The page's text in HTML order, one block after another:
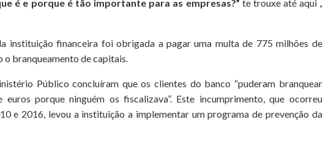
é e porque é tão importante para as empresas?” te trouxe até aqui
instituição financeira foi obrigada a pagar uma multa de 775 milhões de
branqueamento de capitais.
Público concluíram que os clientes do banco “puderam branquear
euros porque ninguém os fiscalizava”. Este incumprimento, que ocorreu
e 2016, levou a instituição a implementar um programa de prevenção da